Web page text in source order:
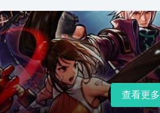
查看更多